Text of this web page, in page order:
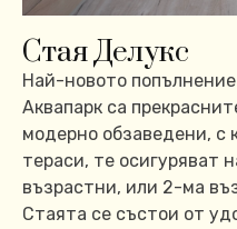
Стая Делукс
Най-новото
Аквапарк са
модерно обзаведени, с
тераси, те осигуряват
възрастни, или 2-ма
Стаята се състои от